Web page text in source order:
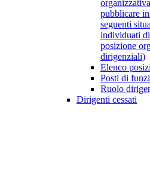
pubblicare
seguenti
individuati
posizione
dirigenziali)
Elenco
Posti di
Ruolo
Dirigenti cessati